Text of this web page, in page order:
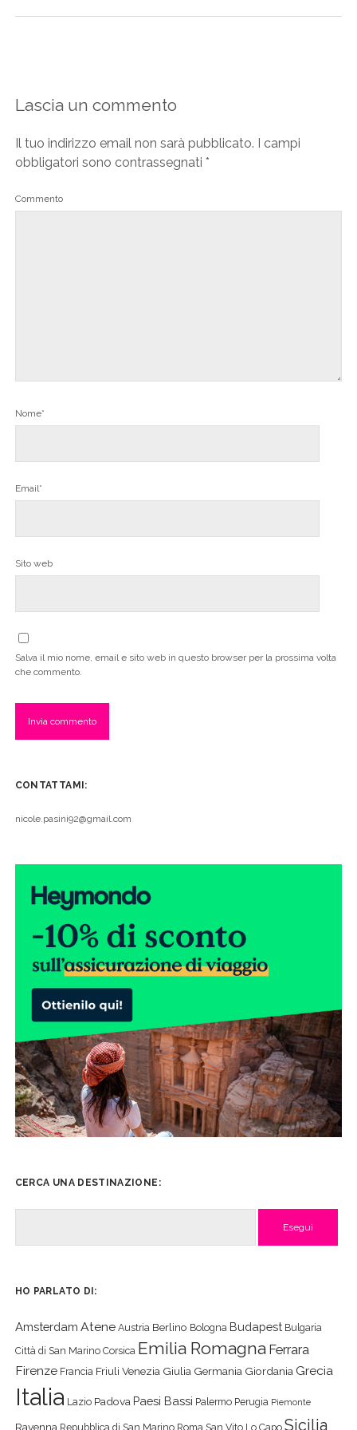
Lascia un commento
Il tuo indirizzo email non sarà pubblicato. I campi
obbligatori sono contrassegnati *
Commento
Nome*
Email*
Sito web
Salva il mio nome, email e sito web in questo browser per la prossima volta
che commento.
CONTATTAMI:
nicole.pasini92@gmail.com
CERCA UNA DESTINAZIONE:
HO PARLATO DI:
Amsterdam Atene Austria Berlino Bologna Budapest Bulgaria
Città di San Marino Corsica Emilia Romagna Ferrara
Firenze Francia Friuli Venezia Giulia Germania Giordania Grecia
Italia Lazio Padova Paesi Bassi Palermo Perugia Piemonte
Ravenna Repubblica di San Marino Roma San Vito Lo Capo Sicilia